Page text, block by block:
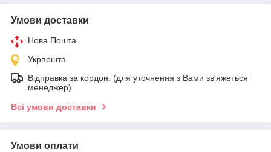
Умови доставки
Нова Пошта
Укрпошта
Відправка за кордон. (для уточнення з Вами зв'яжеться
менеджер)
Всі умови доставки
Умови оплати